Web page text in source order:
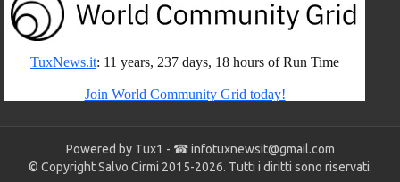
Powered by Tux1 - ☎infotuxnewsit@gmail.com
© Copyright Salvo Cirmi 2015-2026. Tutti i diritti sono riservati.